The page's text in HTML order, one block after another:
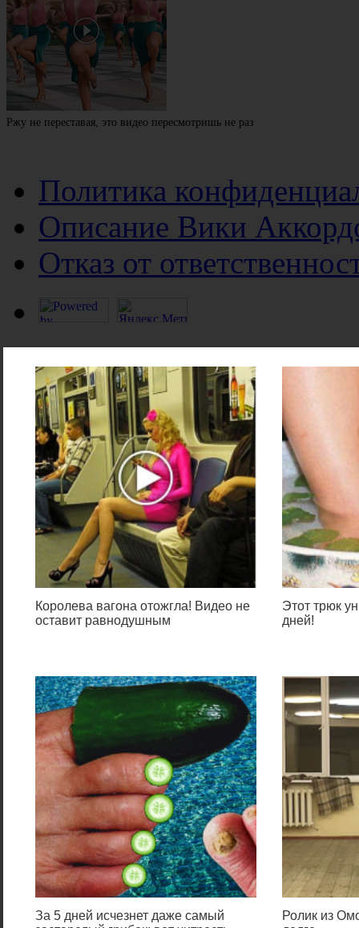
Королева вагона отожгла! Видео не
оставит равнодушным
Этот трюк
дней!
За 5 дней исчезнет даже самый
Ролик из
Ржу не переставая, это видео пересмотришь не раз
Политика
Описание Вики
Отказ от